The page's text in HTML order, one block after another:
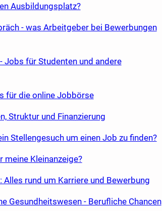
Ausbildungsplatz?
- was Arbeitgeber bei Bewerbungen
Jobs für Studenten und andere
für die online Jobbörse
Struktur und Finanzierung
Stellengesuch um einen Job zu finden?
Kleinanzeige?
rund um Karriere und Bewerbung
Gesundheitswesen - Berufliche Chancen